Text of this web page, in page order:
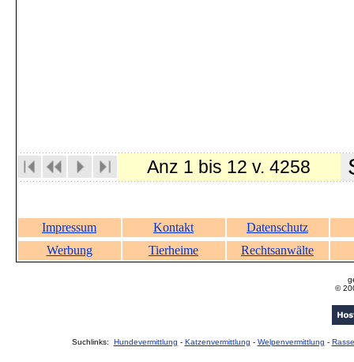
Anz 1 bis 12 v. 4258
Impressum Kontakt
Datenschutz
Werbung
Tierheime Rechtsanwälte
©
Suchlinks: Hundevermittlung - Katzenvermittlung - Welpenvermittlung -